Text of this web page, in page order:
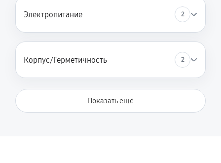
Электропитание 2
Корпус/Герметичность 2
Показать ещё